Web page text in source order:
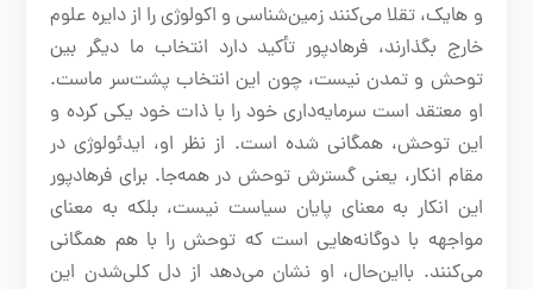
و هایک، تقلا می‌کنند زمین‌شناسی و اکولوژی را از دایره علوم
خارج بگذارند، فرهادپور تأکید دارد انتخاب ما دیگر بین
توحش و تمدن نیست، چون این انتخاب پشت‌سر ماست.
او معتقد است سرمایه‌داری خود را با ذات خود یکی کرده و
این توحش، همگانی شده است. از نظر او، ایدئولوژی در
مقام انکار، یعنی گسترش توحش در همه‌جا. برای فرهادپور
این انکار به معنای پایان سیاست نیست، بلکه به معنای
مواجهه با دوگانه‌هایی است که توحش را با هم همگانی
می‌کنند. بااین‌حال، او نشان می‌دهد از دل کلی‌شدن این